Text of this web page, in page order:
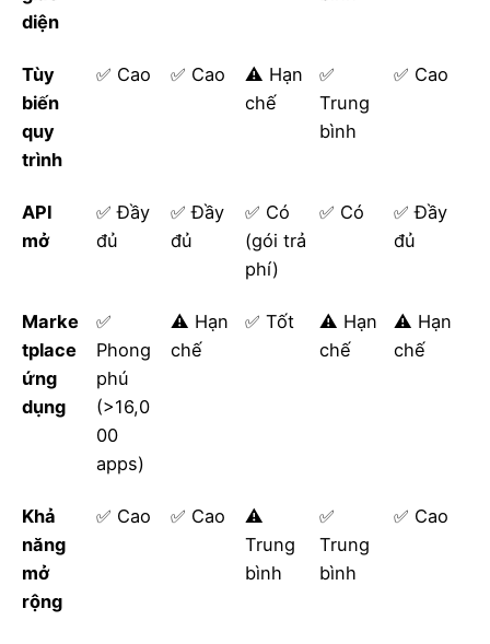
diện
Tùy
biến
quy
trình
✅ Cao ✅ Cao
⚠️ Hạn
chế
✅
Trung
bình
✅ Cao
API
mở
✅ Đầy
đủ
✅ Đầy
đủ
✅ Có
(gói trả
phí)
✅ Có
✅ Đầy
đủ
Marke
tplace
ứng
dụng
✅
Phong
phú
(>16,0
00
apps)
⚠️ Hạn
chế
✅ Tốt
⚠️ Hạn
chế
⚠️ Hạn
chế
Khả
năng
mở
rộng
✅ Cao ✅ Cao
⚠️
Trung
bình
✅
Trung
bình
✅ Cao